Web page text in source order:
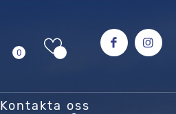
0
Kontakta oss